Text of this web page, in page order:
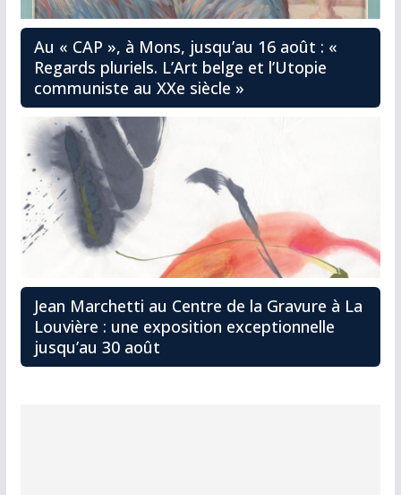
Au « CAP », à Mons, jusqu’au 16 août : «
Regards pluriels. L’Art belge et l’Utopie
communiste au XXe siècle »
Jean Marchetti au Centre de la Gravure à La
Louvière : une exposition exceptionnelle
jusqu’au 30 août